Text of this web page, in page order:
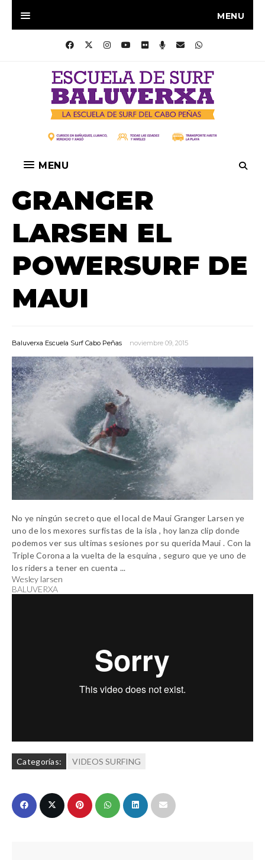
MENU
MENU
GRANGER
LARSEN EL
POWERSURF DE
MAUI
Baluverxa Escuela Surf Cabo Peñas noviembre 09, 2015
No ye ningún secreto que el local de Maui Granger Larsen ye
uno de los mexores surfistas de la isla , hoy lanza clip donde
podemos ver sus ultimas sesiones por su querida Maui . Con la
Triple Corona a la vuelta de la esquina , seguro que ye uno de
los riders a tener en cuenta ...
Wesley larsen
BALUVERXA
Categorías: VIDEOS SURFING